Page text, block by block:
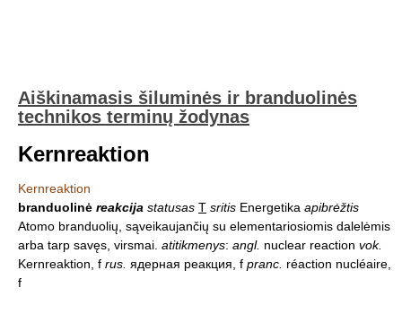
Aiškinamasis šiluminės ir branduolinės
technikos terminų žodynas
Kernreaktion
Kernreaktion
branduolinė reakcija statusas T sritis Energetika apibrėžtis
Atomo branduolių, sąveikaujančių su elementariosiomis dalelėmis
arba tarp savęs, virsmai. atitikmenys: angl. nuclear reaction vok.
Kernreaktion, f rus. ядерная реакция, f pranc. réaction nucléaire,
f